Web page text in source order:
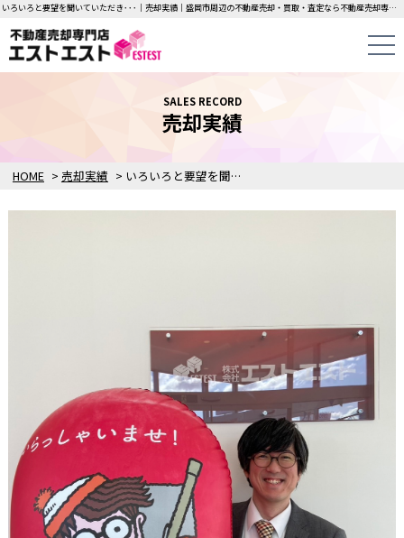
いろいろと要望を聞いていただき･･･｜売却実績｜盛岡市周辺の不動産売却・買取・査定なら不動産売却専門店エストエストにお任せください！中古一戸建て・マンション・土地の即日無料査定・即金買取を行っています！
HOME > 売却実績 > いろいろと要望を聞いていただきました
SALES RECORD
売却実績